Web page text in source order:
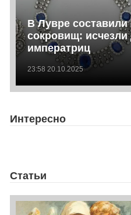
В Лувре
сокровищ: исчезли
императриц
23:58 20.10.2025
Интересно
Статьи